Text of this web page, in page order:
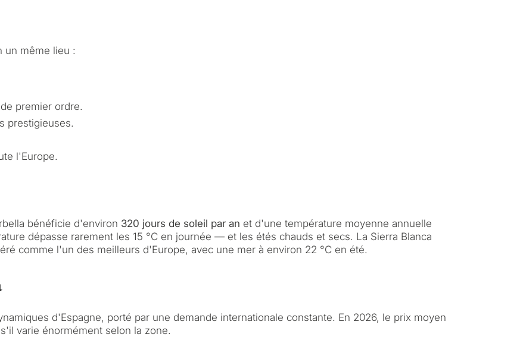
un même lieu :
premier ordre.
prestigieuses.
l'Europe.
bénéficie d'environ 320 jours de soleil par an et d'une température moyenne annuelle
dépasse rarement les 15 °C en journée — et les étés chauds et secs. La Sierra Blanca
comme l'un des meilleurs d'Europe, avec une mer à environ 22 °C en été.
d'Espagne, porté par une demande internationale constante. En 2026, le prix moyen
varie énormément selon la zone.